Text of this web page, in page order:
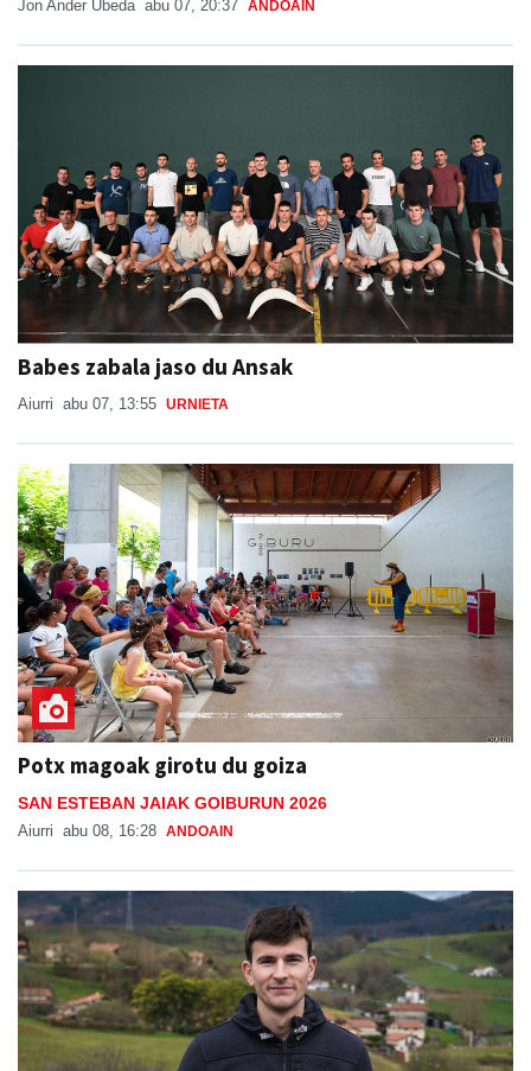
Jon Ander Ubeda abu 07, 20:37 ANDOAIN
Babes zabala jaso du Ansak
Aiurri abu 07, 13:55 URNIETA
Potx magoak girotu du goiza
SAN ESTEBAN JAIAK GOIBURUN 2026
Aiurri abu 08, 16:28 ANDOAIN